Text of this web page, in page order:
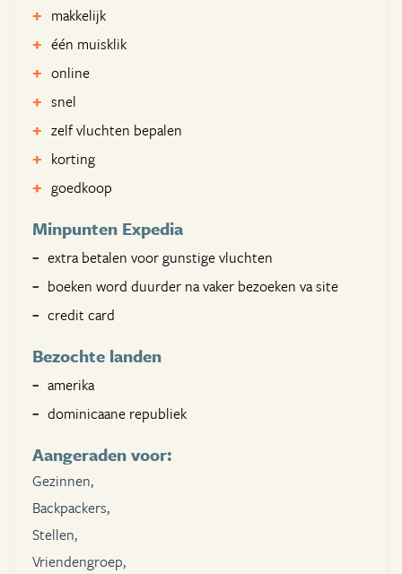
makkelijk
één muisklik
online
snel
zelf vluchten bepalen
korting
goedkoop
Minpunten Expedia
extra betalen voor gunstige vluchten
boeken word duurder na vaker bezoeken va site
credit card
Bezochte landen
amerika
dominicaane republiek
Aangeraden voor:
Gezinnen,
Backpackers,
Stellen,
Vriendengroep,